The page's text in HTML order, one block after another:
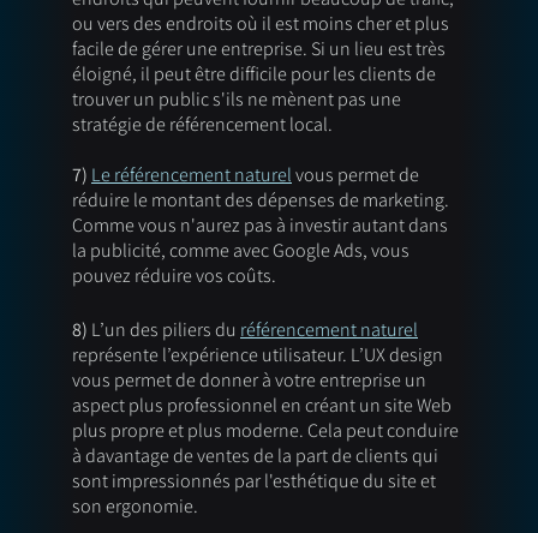
ou vers des endroits où il est moins cher et plus
facile de gérer une entreprise. Si un lieu est très
éloigné, il peut être difficile pour les clients de
trouver un public s'ils ne mènent pas une
stratégie de référencement local.
7) Le référencement naturel vous permet de
réduire le montant des dépenses de marketing.
Comme vous n'aurez pas à investir autant dans
la publicité, comme avec Google Ads, vous
pouvez réduire vos coûts.
8) L’un des piliers du référencement naturel
représente l’expérience utilisateur. L’UX design
vous permet de donner à votre entreprise un
aspect plus professionnel en créant un site Web
plus propre et plus moderne. Cela peut conduire
à davantage de ventes de la part de clients qui
sont impressionnés par l'esthétique du site et
son ergonomie.